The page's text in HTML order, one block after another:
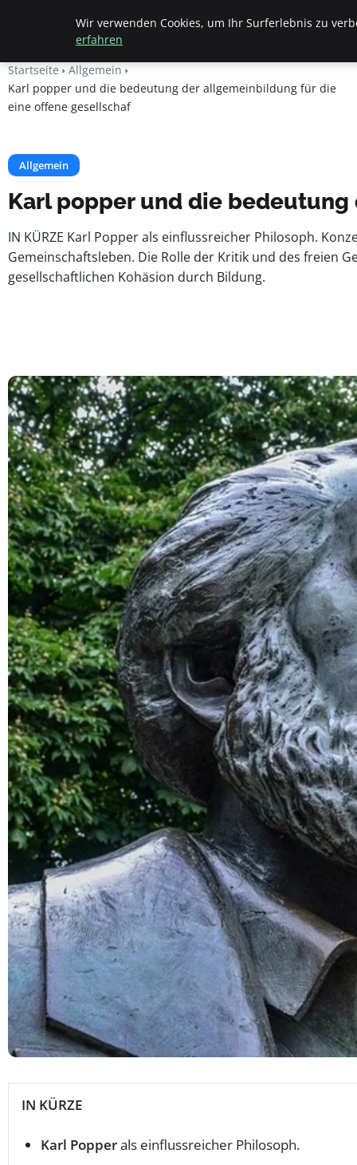
Beyond Surface
Startseite
Allgemein
Karl popper und die bedeutung der allgemeinbildung für die
eine offene gesellschaf
Allgemein
Karl popper und die
IN KÜRZE Karl Popper als einflussreicher Philosoph.
Gemeinschaftsleben. Die Rolle der Kritik und des freien
gesellschaftlichen Kohäsion durch Bildung.
IN KÜRZE
Karl Popperals einflussreicher Philosoph.
Wir verwenden Cookies, um Ihr Surferlebnis zu
erfahren